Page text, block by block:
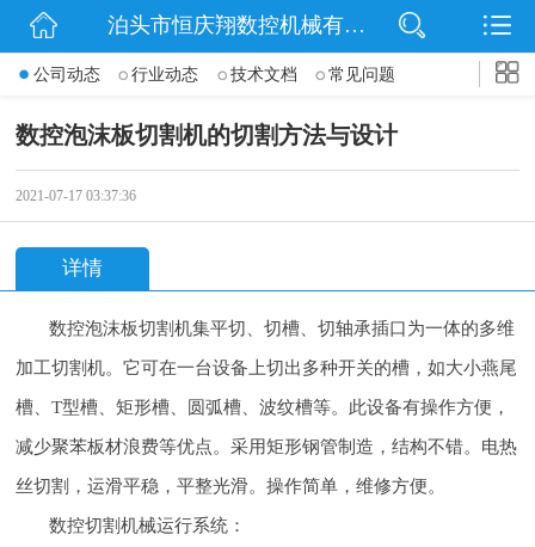
网站首页
动态
泊头市恒庆翔数控机械有限公司
公司动态 行业动态 技术文档 常见问题
数控泡沫板切割机的切割方法与设计
2021-07-17 03:37:36
详情
数控泡沫板切割机集平切、切槽、切轴承插口为一体的多维
加工切割机。它可在一台设备上切出多种开关的槽，如大小燕尾
槽、T型槽、矩形槽、圆弧槽、波纹槽等。此设备有操作方便，
减少聚苯板材浪费等优点。采用矩形钢管制造，结构不错。电热
丝切割，运滑平稳，平整光滑。操作简单，维修方便。
数控切割机械运行系统：